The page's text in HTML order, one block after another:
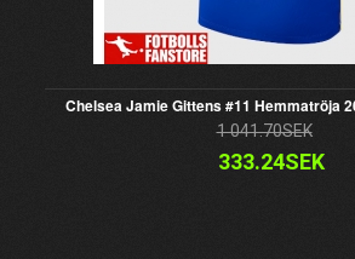
Chelsea Jamie Gittens #11 Hemmatröja
1 041.70SEK
333.24SEK